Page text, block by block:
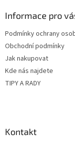
Informace pro
Podmínky ochrany
Obchodní podmínky
Jak nakupovat
Kde nás najdete
TIPY A RADY
Kontakt